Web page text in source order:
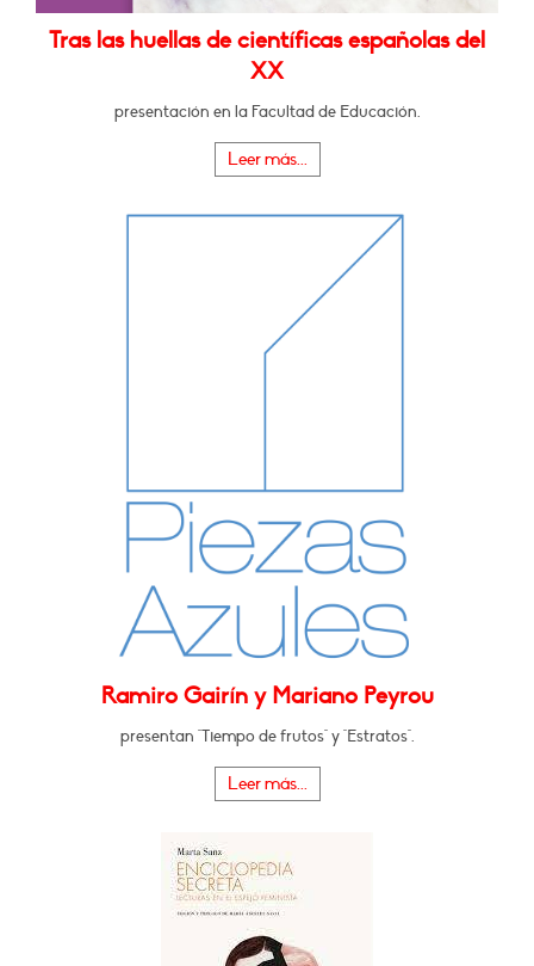
Tras las huellas de científicas españolas del
XX
presentación en la Facultad de Educación.
Leer más...
Ramiro Gairín y Mariano Peyrou
presentan "Tiempo de frutos" y "Estratos".
Leer más...